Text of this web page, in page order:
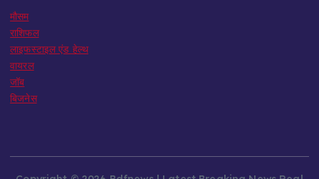
मौसम
राशिफल
लाइफस्टाइल एंड हेल्थ
वायरल
जॉब
बिजनेस